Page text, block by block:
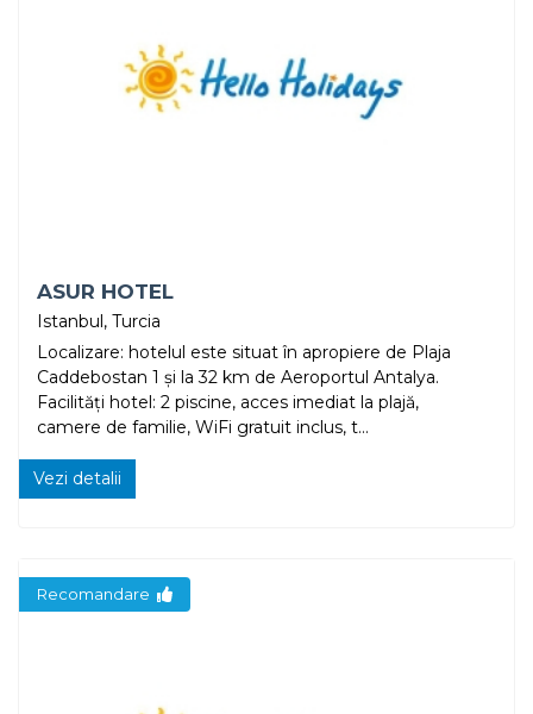
ASUR HOTEL
Istanbul, Turcia
Localizare: hotelul este situat în apropiere de Plaja
Caddebostan 1 și la 32 km de Aeroportul Antalya.
Facilități hotel: 2 piscine, acces imediat la plajă,
camere de familie, WiFi gratuit inclus, t...
Vezi detalii
Recomandare